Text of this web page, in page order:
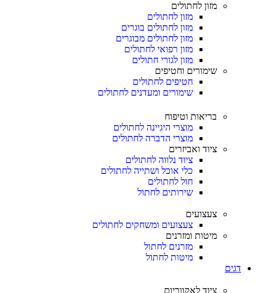
מזון לחתולים
מזון לחתולים
מזון לחתולים בוגרים
מזון לחתולים מבוגרים
מזון רפואי לחתולים
מזון לגורי חתולים
שימורים וחטיפים
חטיפים לחתולים
שימורים ומעדנים לחתולים
בריאות וטיפוח
מוצרי היגיינה לחתולים
מוצרי הדברה לחתולים
ציוד ואביזרים
ציוד נלווה לחתולים
כלי אוכל ושתייה לחתולים
חול לחתולים
שירותים לחתול
צעצועים
צעצועים ומשחקים לחתולים
מיטות ומזרנים
מזרנים לחתול
מיטות לחתול
דגים
ציוד לאקווריום